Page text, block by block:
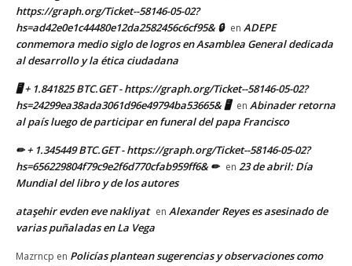
https://graph.org/Ticket--58146-05-02?
hs=ad42e0e1c44480e12da2582456c6cf95& 🔒 en ADEPE
conmemora medio siglo de logros en Asamblea General dedicada
al desarrollo y la ética ciudadana
🖥 + 1.841825 BTC.GET - https://graph.org/Ticket--58146-05-02?
hs=24299ea38ada3061d96e49794ba53665& 🖥 en Abinader retorna
al país luego de participar en funeral del papa Francisco
✏ + 1.345449 BTC.GET - https://graph.org/Ticket--58146-05-02?
hs=656229804f79c9e2f6d770cfab959ff6& ✏ en 23 de abril: Día
Mundial del libro y de los autores
ataşehir evden eve nakliyat en Alexander Reyes es asesinado de
varias puñaladas en La Vega
Mazrncp en Policías plantean sugerencias y observaciones como